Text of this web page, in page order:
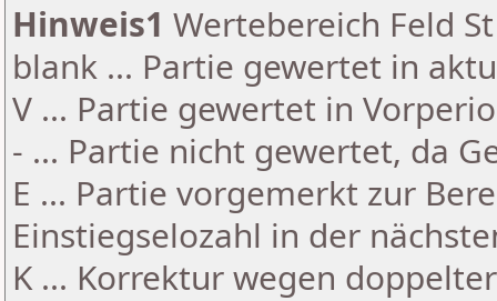
Hinweis1 Wertebereich Feld
blank ... Partie gewertet in
V ... Partie gewertet in
- ... Partie nicht gewertet, da
E ... Partie vorgemerkt zur
Einstiegselozahl in der
K ... Korrektur wegen